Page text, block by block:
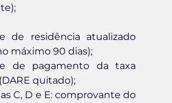
de residência atualizado
máximo 90 dias);
de pagamento da taxa
quitado);
C, D e E: comprovante do